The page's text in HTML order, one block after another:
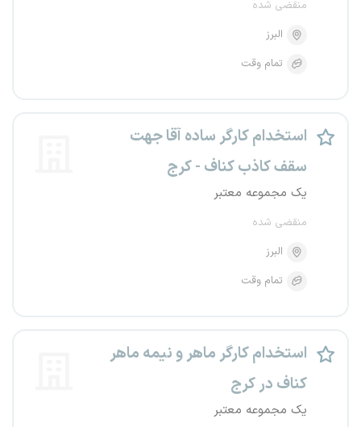
منقضی شده
البرز
تمام وقت
استخدام کارگر ساده آقا جهت
سقف کاذب کناف - کرج
یک مجموعه معتبر
منقضی شده
البرز
تمام وقت
استخدام کارگر ماهر و نیمه ماهر
کناف در کرج
یک مجموعه معتبر